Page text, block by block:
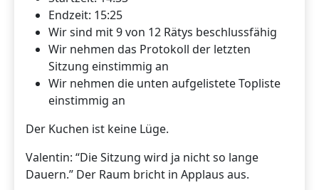
Endzeit: 15:25
Wir sind mit 9 von 12 Rätys beschlussfähig
Wir nehmen das Protokoll der letzten
Sitzung einstimmig an
Wir nehmen die unten aufgelistete Topliste
einstimmig an
Der Kuchen ist keine Lüge.
Valentin: “Die Sitzung wird ja nicht so lange
Dauern.” Der Raum bricht in Applaus aus.